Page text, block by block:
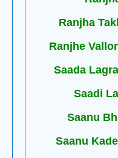
Ranjha
Ranjhe
Saada
Saadi
Saanu
Saanu